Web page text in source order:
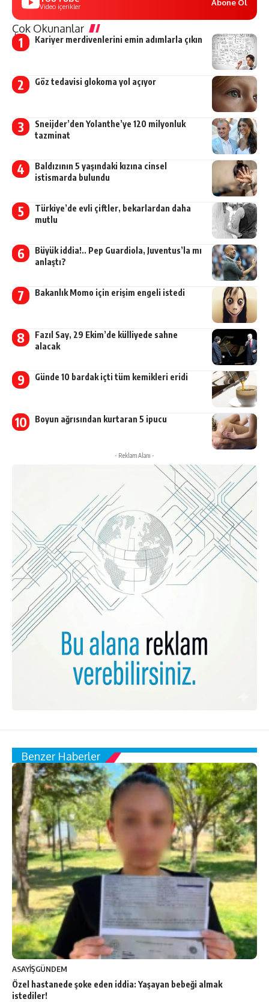
Video içerikler Abone Ol
Çok Okunanlar
Kariyer merdivenlerini emin adımlarla çıkın
Göz tedavisi glokoma yol açıyor
Sneijder’den Yolanthe’ye 120 milyonluk
tazminat
Baldızının 5 yaşındaki kızına cinsel
istismarda bulundu
Türkiye’de evli çiftler, bekarlardan daha
mutlu
Büyük iddia!.. Pep Guardiola, Juventus’la mı
anlaştı?
Bakanlık Momo için erişim engeli istedi
Fazıl Say, 29 Ekim’de külliyede sahne
alacak
Günde 10 bardak içti tüm kemikleri eridi
Boyun ağrısından kurtaran 5 ipucu
- Reklam Alanı -
Benzer Haberler
ASAYİŞGÜNDEM
Özel hastanede şoke eden iddia: Yaşayan bebeği almak
istediler!